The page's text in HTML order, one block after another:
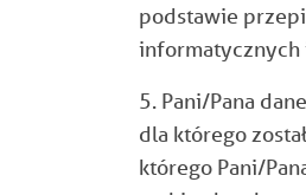
podstawie
informatycznych
5. Pani/Pana
dla którego
którego Pani/